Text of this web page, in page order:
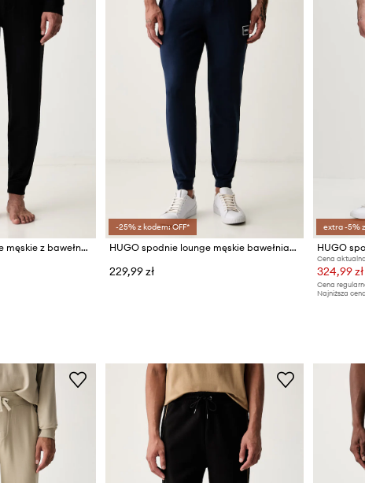
HUGO spodnie lounge męskie z bawełną NOAH PANTS
-25% z kodem: OFF*
HUGO spodnie lounge męskie bawełniane z elastanem Laze Pants CW
229,99 zł
extra -5%
Cena
324,99 zł
Cena
Najniższa